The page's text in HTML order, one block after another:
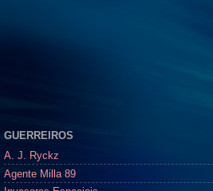
GUERREIROS
A. J. Ryckz
Agente Milla 89